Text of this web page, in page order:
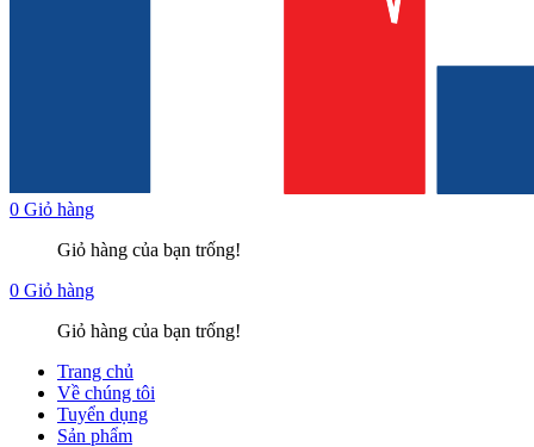
0 Giỏ hàng
Giỏ hàng của bạn trống!
0 Giỏ hàng
Giỏ hàng của bạn trống!
Trang chủ
Về chúng tôi
Tuyển dụng
Sản phẩm